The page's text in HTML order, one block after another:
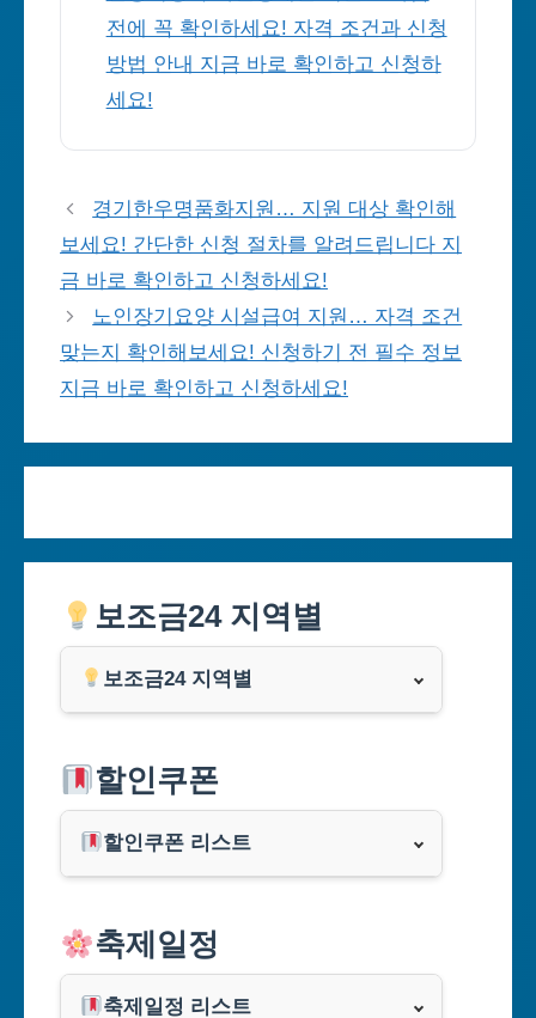
전에 꼭 확인하세요! 자격 조건과 신청
방법 안내 지금 바로 확인하고 신청하
세요!
경기한우명품화지원… 지원 대상 확인해
보세요! 간단한 신청 절차를 알려드립니다 지
금 바로 확인하고 신청하세요!
노인장기요양 시설급여 지원… 자격 조건
맞는지 확인해보세요! 신청하기 전 필수 정보
지금 바로 확인하고 신청하세요!
보조금24 지역별
보조금24 지역별
부산광역시
대구광역시
인천광역시
광주광역시
할인쿠폰
할인쿠폰 리스트
쿠팡
축제일정
축제일정 리스트